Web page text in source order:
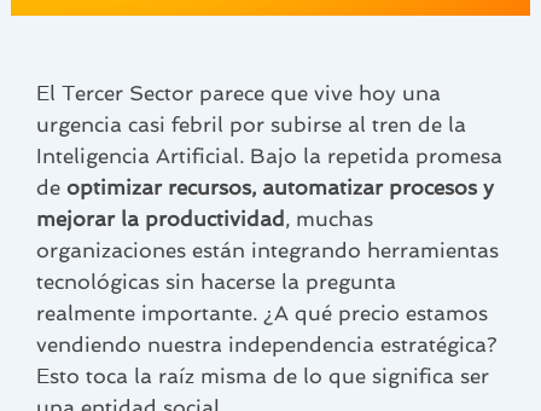
El Tercer Sector parece que vive hoy una
urgencia casi febril por subirse al tren de la
Inteligencia Artificial. Bajo la repetida promesa
deoptimizar recursos, automatizar procesos y
mejorar la productividad , muchas
organizaciones están integrando herramientas
tecnológicas sin hacerse la pregunta
realmente importante. ¿A qué precio estamos
vendiendo nuestra independencia estratégica?
Esto toca la raíz misma de lo que significa ser